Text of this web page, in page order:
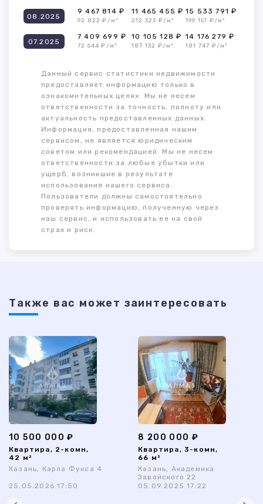
08.2025
9 467 814 ₽
92 822 ₽/м²
11 465 455 ₽
212 323 ₽/м²
15 533 791 ₽
199 151 ₽/м²
07.2025
7 409 699 ₽
72 644 ₽/м²
10 105 128 ₽
187 132 ₽/м²
14 176 279 ₽
181 747 ₽/м²
Данный сервис статистики недвижимости
предоставляет информацию только в
ознакомительных целях. Мы не несем
ответственности за точность, полноту или
актуальность предоставленных данных.
Информация, предоставленная нашим
сервисом, не является юридическим
советом или рекомендацией. Мы не несем
ответственности за любые убытки или
ущерб, возникшие в результате
использования нашего сервиса.
Пользователи должны самостоятельно
проверять информацию, полученную через
наш сервис, и использовать ее на свой
страх и риск.
Также ваc может заинтересовать
10 500 000 ₽
Квартира, 2-комн,
42 м²
Казань, Карла Фукса 4
25.05.2026 17:50
8 200 000 ₽
Квартира, 3-комн,
66 м²
Казань, Академика
Завойского 22
05.09.2025 17:22